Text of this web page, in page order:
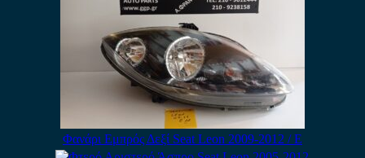
Φανάρι Εμπρός Δεξί Seat Leon 2009-2012 / Ε